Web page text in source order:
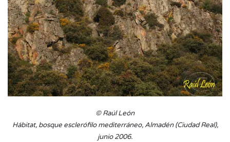
© Raúl León
Hábitat, bosque esclerófilo mediterráneo, Almadén (Ciudad Real),
junio 2006.